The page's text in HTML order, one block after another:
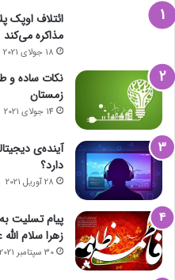
ائتلاف اوپک
مذاکره می‌کند
18 جولای 2021
نکات ساده و
زمستان
14 جولای 2021
آینده‌ی
دارد؟
28 آوریل 2021
پیام تسلیت
زهرا سلام الله
30 سپتامبر 2021